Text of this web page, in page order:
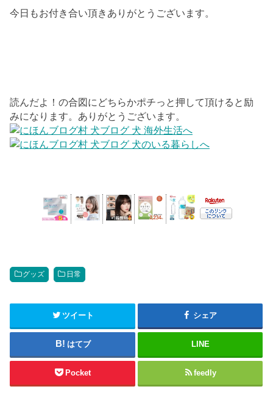
今日もお付き合い頂きありがとうございます。
読んだよ！の合図にどちらかポチっと押して頂けると励
みになります。ありがとうございます。
グッズ 日常
ツイート シェア
はてブ LINE
Pocket feedly